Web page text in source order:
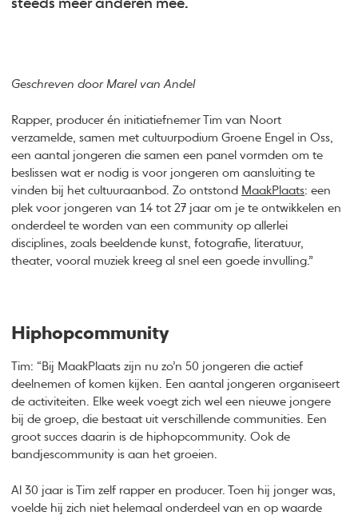
steeds meer anderen mee.
Geschreven door Marel van Andel
Rapper, producer én initiatiefnemer Tim van Noort
verzamelde, samen met cultuurpodium Groene Engel in Oss,
een aantal jongeren die samen een panel vormden om te
beslissen wat er nodig is voor jongeren om aansluiting te
vinden bij het cultuuraanbod. Zo ontstond MaakPlaats: een
plek voor jongeren van 14 tot 27 jaar om je te ontwikkelen en
onderdeel te worden van een community op allerlei
disciplines, zoals beeldende kunst, fotografie, literatuur,
theater, vooral muziek kreeg al snel een goede invulling.”
Hiphopcommunity
Tim: “Bij MaakPlaats zijn nu zo’n 50 jongeren die actief
deelnemen of komen kijken. Een aantal jongeren organiseert
de activiteiten. Elke week voegt zich wel een nieuwe jongere
bij de groep, die bestaat uit verschillende communities. Een
groot succes daarin is de hiphopcommunity. Ook de
bandjescommunity is aan het groeien.
Al 30 jaar is Tim zelf rapper en producer. Toen hij jonger was,
voelde hij zich niet helemaal onderdeel van en op waarde